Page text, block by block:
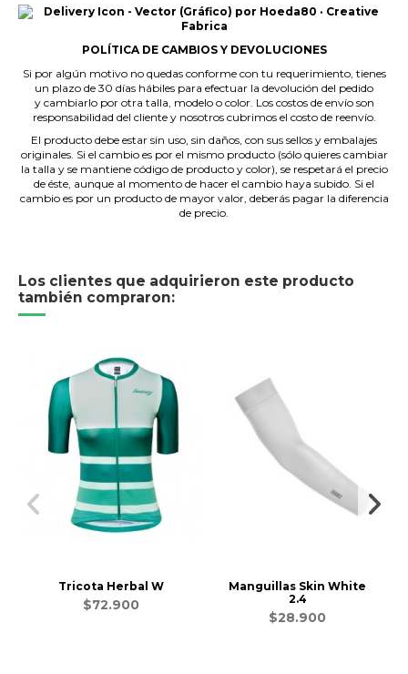
POLÍTICA DE CAMBIOS Y DEVOLUCIONES
Si por algún motivo no quedas conforme con tu requerimiento, tienes
un plazo de 30 días hábiles para efectuar la devolución del pedido
y cambiarlo por otra talla, modelo o color. Los costos de envío son
responsabilidad del cliente y nosotros cubrimos el costo de reenvío.
El producto debe estar sin uso, sin daños, con sus sellos y embalajes
originales. Si el cambio es por el mismo producto (sólo quieres cambiar
la talla y se mantiene código de producto y color), se respetará el precio
de éste, aunque al momento de hacer el cambio haya subido. Si el
cambio es por un producto de mayor valor, deberás pagar la diferencia
de precio.
Los clientes que adquirieron este producto
también compraron:
Tricota Herbal W
$72.900
Manguillas Skin White
2.4
$28.900